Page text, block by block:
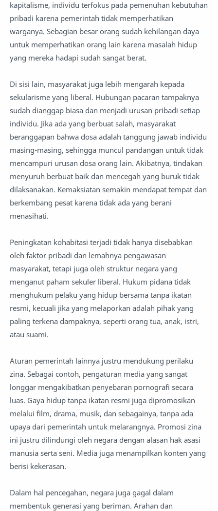
kapitalisme, individu terfokus pada pemenuhan kebutuhan
pribadi karena pemerintah tidak memperhatikan
warganya. Sebagian besar orang sudah kehilangan daya
untuk memperhatikan orang lain karena masalah hidup
yang mereka hadapi sudah sangat berat.
Di sisi lain, masyarakat juga lebih mengarah kepada
sekularisme yang liberal. Hubungan pacaran tampaknya
sudah dianggap biasa dan menjadi urusan pribadi setiap
individu. Jika ada yang berbuat salah, masyarakat
beranggapan bahwa dosa adalah tanggung jawab individu
masing-masing, sehingga muncul pandangan untuk tidak
mencampuri urusan dosa orang lain. Akibatnya, tindakan
menyuruh berbuat baik dan mencegah yang buruk tidak
dilaksanakan. Kemaksiatan semakin mendapat tempat dan
berkembang pesat karena tidak ada yang berani
menasihati.
Peningkatan kohabitasi terjadi tidak hanya disebabkan
oleh faktor pribadi dan lemahnya pengawasan
masyarakat, tetapi juga oleh struktur negara yang
menganut paham sekuler liberal. Hukum pidana tidak
menghukum pelaku yang hidup bersama tanpa ikatan
resmi, kecuali jika yang melaporkan adalah pihak yang
paling terkena dampaknya, seperti orang tua, anak, istri,
atau suami.
Aturan pemerintah lainnya justru mendukung perilaku
zina. Sebagai contoh, pengaturan media yang sangat
longgar mengakibatkan penyebaran pornografi secara
luas. Gaya hidup tanpa ikatan resmi juga dipromosikan
melalui film, drama, musik, dan sebagainya, tanpa ada
upaya dari pemerintah untuk melarangnya. Promosi zina
ini justru dilindungi oleh negara dengan alasan hak asasi
manusia serta seni. Media juga menampilkan konten yang
berisi kekerasan.
Dalam hal pencegahan, negara juga gagal dalam
membentuk generasi yang beriman. Arahan dan